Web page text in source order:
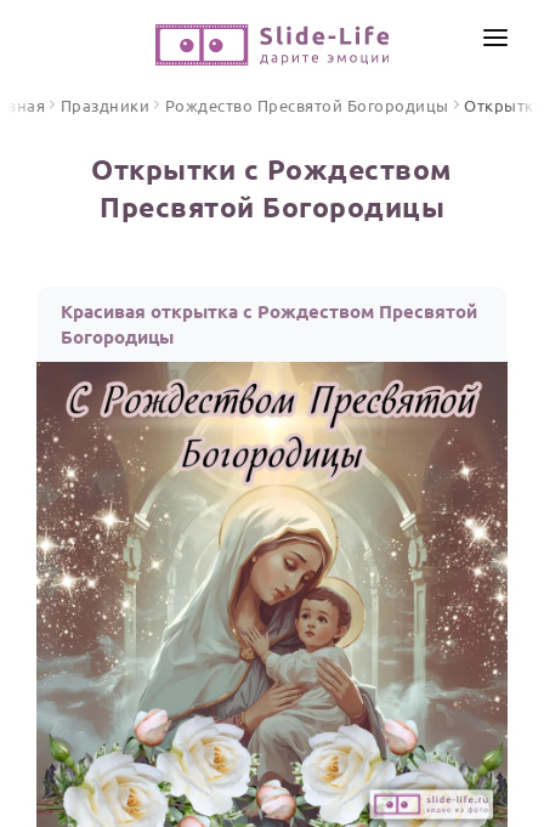
ПО ФОРМАТУ
Открытки
Стихи и тексты
ПРАЗДНИКИ
С Днем рождения
Юбилей
Свадьба
Годовщина свадьбы
Календарь праздников
КОМУ
Женщине
Мужчине
Маме
ИНСТРУМЕНТЫ
ОТЗЫВЫ
Праздники Рождество Пресвятой Богородицы Открытки
Открытки с Рождеством
Пресвятой Богородицы
Красивая открытка с Рождеством Пресвятой
Богородицы